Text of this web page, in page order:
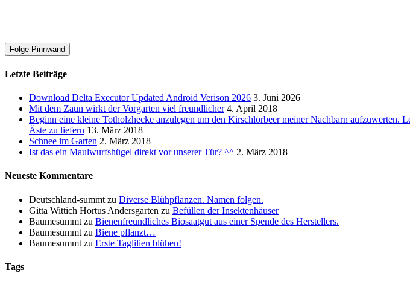
Folge Pinnwand
Letzte Beiträge
Download Delta Executor Updated Android Verison 2026 3. Juni 2026
Mit dem Zaun wirkt der Vorgarten viel freundlicher 4. April 2018
Beginn eine kleine Totholzhecke anzulegen um den Kirschlorbeer meiner Nachbarn
Äste zu liefern 13. März 2018
Schnee im Garten 2. März 2018
Ist das ein Maulwurfshügel direkt vor unserer Tür? ^^ 2. März 2018
Neueste Kommentare
Deutschland-summt zu Diverse Blühpflanzen. Namen folgen.
Gitta Wittich Hortus Andersgarten zu Befüllen der Insektenhäuser
Baumesummt zu Bienenfreundliches Biosaatgut aus einer Spende des Herstellers.
Baumesummt zu Biene pflanzt…
Baumesummt zu Erste Taglilien blühen!
Tags